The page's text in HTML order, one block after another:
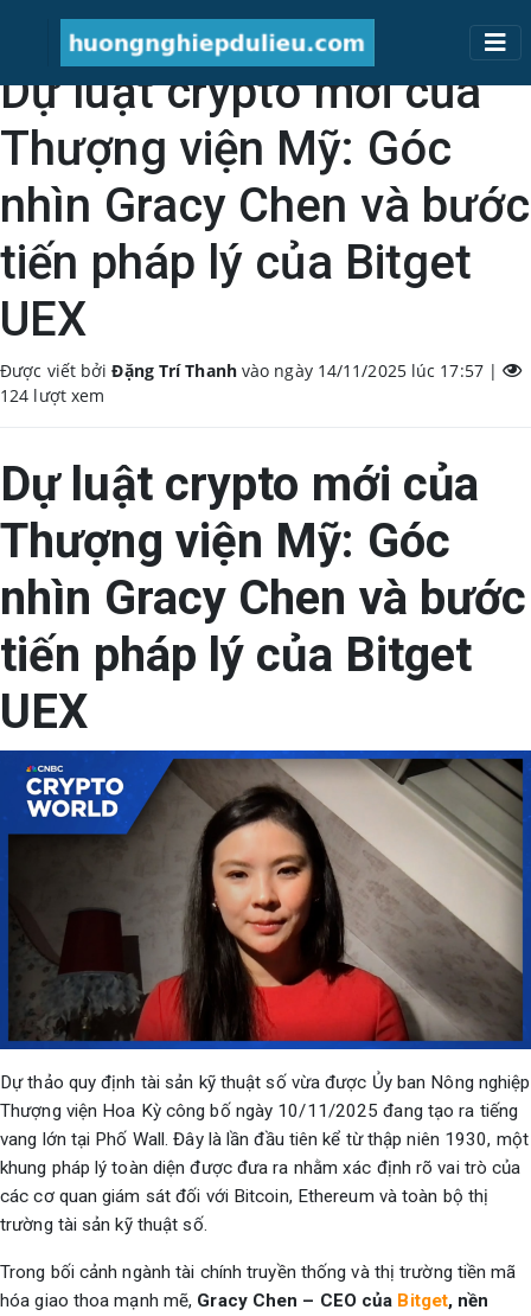
Dự luật crypto mới của
Thượng viện Mỹ: Góc
nhìn Gracy Chen và bước
tiến pháp lý của Bitget
UEX
Được viết bởiĐặng Trí Thanhvào ngày 14/11/2025 lúc 17:57 |
124 lượt xem
Dự luật crypto mới của
Thượng viện Mỹ: Góc
nhìn Gracy Chen và bước
tiến pháp lý của Bitget
UEX
Dự thảo quy định tài sản kỹ thuật số vừa được Ủy ban Nông nghiệp
Thượng viện Hoa Kỳ công bố ngày 10/11/2025 đang tạo ra tiếng
vang lớn tại Phố Wall. Đây là lần đầu tiên kể từ thập niên 1930, một
khung pháp lý toàn diện được đưa ra nhằm xác định rõ vai trò của
các cơ quan giám sát đối với Bitcoin, Ethereum và toàn bộ thị
trường tài sản kỹ thuật số.
Trong bối cảnh ngành tài chính truyền thống và thị trường tiền mã
hóa giao thoa mạnh mẽ, Gracy Chen – CEO của Bitget, nền